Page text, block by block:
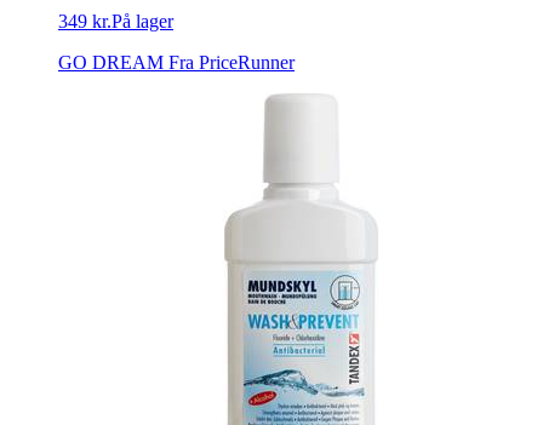
349 kr.På lager
GO DREAM Fra PriceRunner